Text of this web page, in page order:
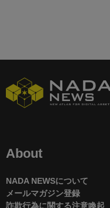
About
NADA NEWSについて
メールマガジン登録
詐欺行為に関する注意喚起